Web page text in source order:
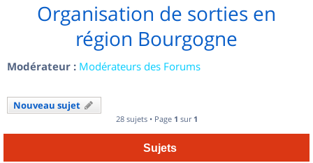
Organisation de sorties en
région Bourgogne
Modérateur : Modérateurs des Forums
Nouveau sujet
28 sujets • Page 1 sur 1
Sujets